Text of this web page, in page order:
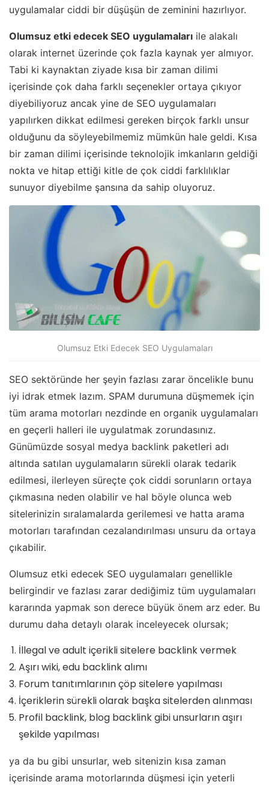
uygulamalar ciddi bir düşüşün de zeminini hazırlıyor.
Olumsuz etki edecek SEO uygulamaları ile alakalı
olarak internet üzerinde çok fazla kaynak yer almıyor.
Tabi ki kaynaktan ziyade kısa bir zaman dilimi
içerisinde çok daha farklı seçenekler ortaya çıkıyor
diyebiliyoruz ancak yine de SEO uygulamaları
yapılırken dikkat edilmesi gereken birçok farklı unsur
olduğunu da söyleyebilmemiz mümkün hale geldi. Kısa
bir zaman dilimi içerisinde teknolojik imkanların geldiği
nokta ve hitap ettiği kitle de çok ciddi farklılıklar
sunuyor diyebilme şansına da sahip oluyoruz.
Olumsuz Etki Edecek SEO Uygulamaları
SEO sektöründe her şeyin fazlası zarar öncelikle bunu
iyi idrak etmek lazım. SPAM durumuna düşmemek için
tüm arama motorları nezdinde en organik uygulamaları
en geçerli halleri ile uygulatmak zorundasınız.
Günümüzde sosyal medya backlink paketleri adı
altında satılan uygulamaların sürekli olarak tedarik
edilmesi, ilerleyen süreçte çok ciddi sorunların ortaya
çıkmasına neden olabilir ve hal böyle olunca web
sitelerinizin sıralamalarda gerilemesi ve hatta arama
motorları tarafından cezalandırılması unsuru da ortaya
çıkabilir.
Olumsuz etki edecek SEO uygulamaları genellikle
belirgindir ve fazlası zarar dediğimiz tüm uygulamaları
kararında yapmak son derece büyük önem arz eder. Bu
durumu daha detaylı olarak inceleyecek olursak;
İllegal ve adult içerikli sitelere backlink vermek
Aşırı wiki, edu backlink alımı
Forum tanıtımlarının çöp sitelere yapılması
İçeriklerin sürekli olarak başka sitelerden alınması
Profil backlink, blog backlink gibi unsurların aşırı
şekilde yapılması
ya da bu gibi unsurlar, web sitenizin kısa zaman
içerisinde arama motorlarında düşmesi için yeterli